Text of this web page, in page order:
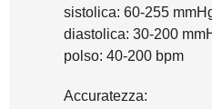
sistolica: 60-255
diastolica: 30-200
polso: 40-200 bpm
Accuratezza: